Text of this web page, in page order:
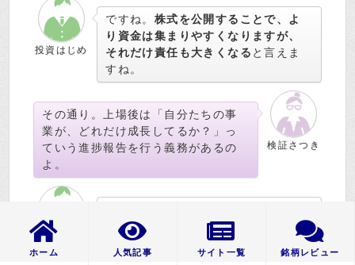
投資はじめ
ですね。 株式を公開することで、よ
り資金は集まりやすくなりますが、
それだけ責任も大きくなる と言えま
すね。
検証さつき
その通り。上場後は「自分たちの事
業が、どれだけ成長してるか？」っ
ていう進捗報告を行う義務があるの
よ。
投資はじめ
捗などの適時・適切な開示が義務付
けらているんでしたよね！
ホーム 人気記事 サイト一覧 銘柄レビュー